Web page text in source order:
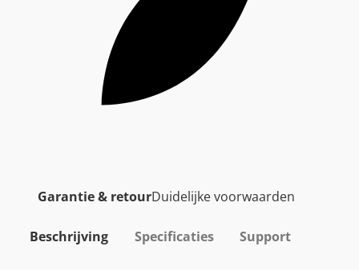
Garantie & retourDuidelijke voorwaarden
Beschrijving Specificaties Support